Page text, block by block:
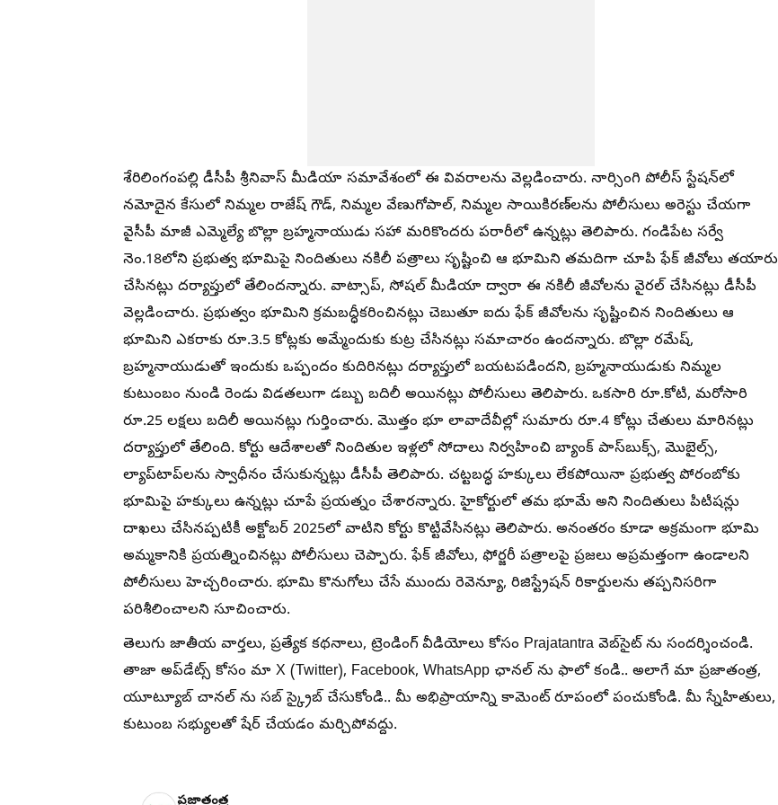
శేరిలింగంపల్లి డీసీపీ శ్రీనివాస్ మీడియా సమావేశంలో ఈ వివరాలను వెల్లడించారు. నార్సింగి పోలీస్ స్టేషన్‌లో
నమోదైన కేసులో నిమ్మల రాజేష్ గౌడ్, నిమ్మల వేణుగోపాల్, నిమ్మల సాయికిరణ్‌లను పోలీసులు అరెస్టు చేయగా
వైసీపీ మాజీ ఎమ్మెల్యే బొల్లా బ్రహ్మనాయుడు సహా మరికొందరు పరారీలో ఉన్నట్లు తెలిపారు. గండిపేట సర్వే
నెం.18లోని ప్రభుత్వ భూమిపై నిందితులు నకిలీ పత్రాలు సృష్టించి ఆ భూమిని తమదిగా చూపి ఫేక్ జీవోలు తయారు
చేసినట్లు దర్యాప్తులో తేలిందన్నారు. వాట్సాప్, సోషల్ మీడియా ద్వారా ఈ నకిలీ జీవోలను వైరల్ చేసినట్లు డీసీపీ
వెల్లడించారు. ప్రభుత్వం భూమిని క్రమబద్ధీకరించినట్లు చెబుతూ ఐదు ఫేక్ జీవోలను సృష్టించిన నిందితులు ఆ
భూమిని ఎకరాకు రూ.3.5 కోట్లకు అమ్మేందుకు కుట్ర చేసినట్లు సమాచారం ఉందన్నారు. బొల్లా రమేష్,
బ్రహ్మనాయుడుతో ఇందుకు ఒప్పందం కుదిరినట్లు దర్యాప్తులో బయటపడిందని, బ్రహ్మనాయుడుకు నిమ్మల
కుటుంబం నుండి రెండు విడతలుగా డబ్బు బదిలీ అయినట్లు పోలీసులు తెలిపారు. ఒకసారి రూ.కోటి, మరోసారి
రూ.25 లక్షలు బదిలీ అయినట్లు గుర్తించారు. మొత్తం భూ లావాదేవీల్లో సుమారు రూ.4 కోట్లు చేతులు మారినట్లు
దర్యాప్తులో తేలింది. కోర్టు ఆదేశాలతో నిందితుల ఇళ్లలో సోదాలు నిర్వహించి బ్యాంక్ పాస్‌బుక్స్, మొబైల్స్,
ల్యాప్‌టాప్‌లను స్వాధీనం చేసుకున్నట్లు డీసీపీ తెలిపారు. చట్టబద్ధ హక్కులు లేకపోయినా ప్రభుత్వ పోరంబోకు
భూమిపై హక్కులు ఉన్నట్లు చూపే ప్రయత్నం చేశారన్నారు. హైకోర్టులో తమ భూమే అని నిందితులు పిటిషన్లు
దాఖలు చేసినప్పటికీ అక్టోబర్ 2025లో వాటిని కోర్టు కొట్టివేసినట్లు తెలిపారు. అనంతరం కూడా అక్రమంగా భూమి
అమ్మకానికి ప్రయత్నించినట్లు పోలీసులు చెప్పారు. ఫేక్ జీవోలు, ఫోర్జరీ పత్రాలపై ప్రజలు అప్రమత్తంగా ఉండాలని
పోలీసులు హెచ్చరించారు. భూమి కొనుగోలు చేసే ముందు రెవెన్యూ, రిజిస్ట్రేషన్ రికార్డులను తప్పనిసరిగా
పరిశీలించాలని సూచించారు.
తెలుగు జాతీయ వార్తలు, ప్రత్యేక కథనాలు, ట్రెండింగ్ వీడియోలు కోసం Prajatantra వెబ్‌సైట్ ను సందర్శించండి.
తాజా అప్‌డేట్స్ కోసం మా X (Twitter), Facebook, WhatsApp ఛానల్ ను ఫాలో కండి.. అలాగే మా ప్రజాతంత్ర,
యూట్యూబ్ చానల్ ను సబ్ స్క్రైబ్ చేసుకోండి.. మీ అభిప్రాయాన్ని కామెంట్ రూపంలో పంచుకోండి. మీ స్నేహితులు,
కుటుంబ సభ్యులతో షేర్ చేయడం మర్చిపోవద్దు.